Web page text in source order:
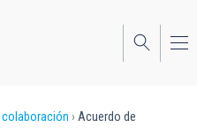
Acuerdo de